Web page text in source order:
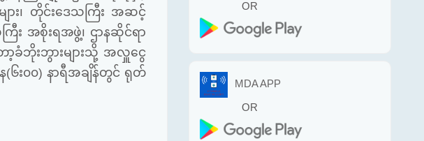
ျား၊ တိုင်းဒေသကြီး အဆင့်
ြီး အစိုးရအဖွဲ့၊ ဌာနဆိုင်ရာ
ာ့ခံဘိုးဘွားများသို့ အလှူငွေ
၆း၀၀) နာရီအချိန်တွင် ရုတ်
OR
MDA APP
OR